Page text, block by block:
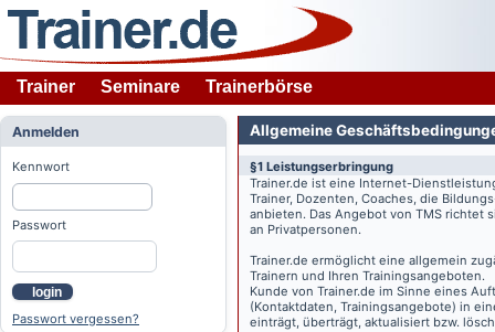
Trainer Seminare Trainerbörse
Anmelden
Kennwort
Passwort
login
Passwort vergessen?
Allgemeine
§1 Leistungserbringung
Trainer.de ist eine Internet-
Trainer, Dozenten, Coaches, die
anbieten. Das Angebot von TMS richtet
an Privatpersonen.
Trainer.de ermöglicht eine allgemein
Trainern und Ihren Trainingsangeboten.
Kunde von Trainer.de im Sinne eines
(Kontaktdaten, Trainingsangebote) in
einträgt, überträgt, aktualisiert bzw.